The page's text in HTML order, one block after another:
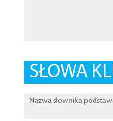
SŁOWA
Nazwa słownika